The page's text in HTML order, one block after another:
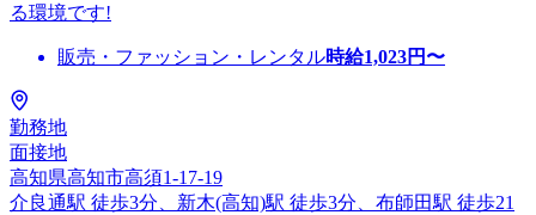
る環境です!
販売・ファッション・レンタル時給1,023円〜
勤務地
面接地
高知県高知市高須1-17-19
介良通駅 徒歩3分、新木(高知)駅 徒歩3分、布師田駅 徒歩21